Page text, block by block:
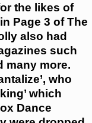
the likes of
Page 3 of The
also had
such
many more.
who
which
Dance